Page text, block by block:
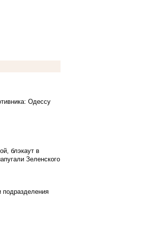
Одессу
блэкаут в
Зеленского
подразделения